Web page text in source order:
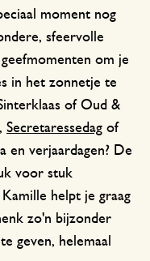
moment nog
sfeervolle
om je
in het zonnetje te
of Oud &
, Secretaressedag of
en verjaardagen? De
voor stuk
helpt je graag
zo'n bijzonder
geven, helemaal